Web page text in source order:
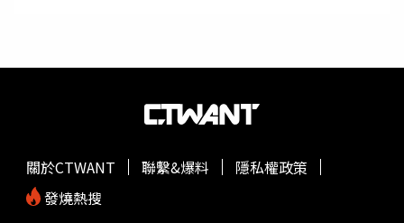
關於CTWANT 聯繫&爆料
隱私權政策
發燒熱搜